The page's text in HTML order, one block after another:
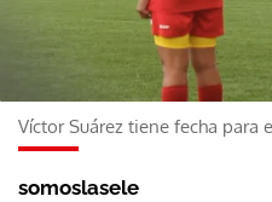
Víctor Suárez tiene fecha para
somoslasele